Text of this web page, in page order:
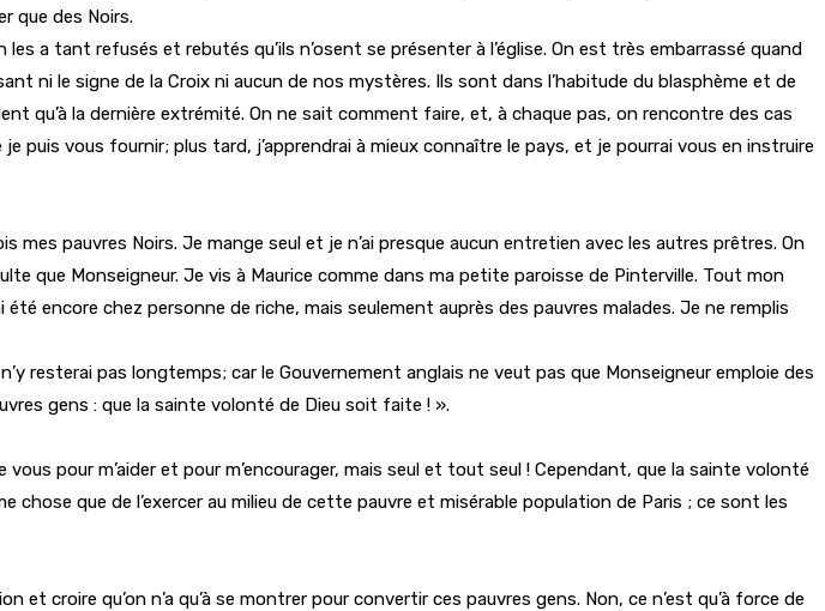
que des Noirs.
a tant refusés et rebutés qu’ils n’osent se présenter à l’église. On est très embarrassé quand
ni le signe de la Croix ni aucun de nos mystères. Ils sont dans l’habitude du blasphème et de
qu’à la dernière extrémité. On ne sait comment faire, et, à chaque pas, on rencontre des cas
puis vous fournir; plus tard, j’apprendrai à mieux connaître le pays, et je pourrai vous en instruire
pauvres Noirs. Je mange seul et je n’ai presque aucun entretien avec les autres prêtres. On
que Monseigneur. Je vis à Maurice comme dans ma petite paroisse de Pinterville. Tout mon
encore chez personne de riche, mais seulement auprès des pauvres malades. Je ne remplis
resterai pas longtemps; car le Gouvernement anglais ne veut pas que Monseigneur emploie des
gens : que la sainte volonté de Dieu soit faite ! ».
pour m’aider et pour m’encourager, mais seul et tout seul ! Cependant, que la sainte volonté
que de l’exercer au milieu de cette pauvre et misérable population de Paris ; ce sont les
croire qu’on n’a qu’à se montrer pour convertir ces pauvres gens. Non, ce n’est qu’à force de